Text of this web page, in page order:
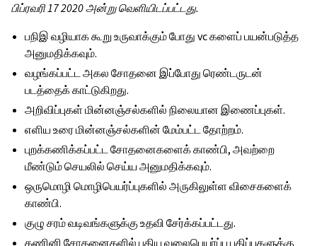
பிப்ரவரி 17 2020 அன்று வெளியிடப்பட்டது.
பநிஇ வழியாக கூறு உருவாக்கும் போது vc களைப் பயன்படுத்த
அனுமதிக்கவும்.
வழங்கப்பட்ட அகல சோதனை இப்போது ரெண்டருடன்
படத்தைக் காட்டுகிறது.
அறிவிப்புகள் மின்னஞ்சல்களில் நிலையான இணைப்புகள்.
எளிய உரை மின்னஞ்சல்களின் மேம்பட்ட தோற்றம்.
புறக்கணிக்கப்பட்ட சோதனைகளைக் காண்பி, அவற்றை
மீண்டும் செயலில் செய்ய அனுமதிக்கவும்.
ஒருமொழி மொழிபெயர்ப்புகளில் அருகிலுள்ள விசைகளைக்
காண்பி.
குழு சரம் வடிவங்களுக்கு உதவி சேர்க்கப்பட்டது.
கணினி சோதனைகளில் புதிய வலைபெயர்ப்பு பதிப்புகளுக்கு